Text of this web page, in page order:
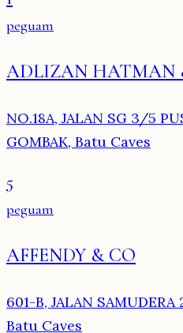
peguam
ADLIZAN HATMAN
NO.18A, JALAN SG 3/5
GOMBAK, Batu Caves
5
peguam
AFFENDY & CO
601-B, JALAN SAMUDERA
Batu Caves